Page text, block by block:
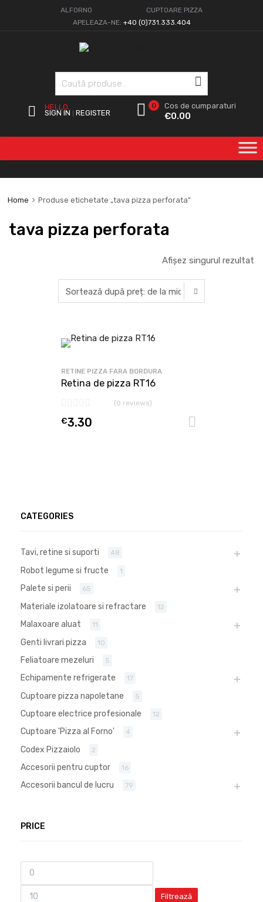
ALFORNO
CUPTOARE PIZZA
APELEAZA-NE: +40 (0)731.333.404
HELLO.
SIGN IN REGISTER
Cos de cumparaturi
€0.00
0
Home Produse etichetate „tava pizza perforata”
tava pizza perforata
Afișez singurul rezultat
RETINE PIZZA FARA BORDURA
Retina de pizza RT16
(0 reviews)
€3.30
CATEGORIES
Tavi, retine si suporti 48
Robot legume si fructe 1
Palete si perii 65
Materiale izolatoare si refractare 12
Malaxoare aluat 11
Genti livrari pizza 10
Feliatoare mezeluri 5
Echipamente refrigerate 17
Cuptoare pizza napoletane 5
Cuptoare electrice profesionale 12
Cuptoare 'Pizza al Forno' 4
Codex Pizzaiolo 2
Accesorii pentru cuptor 16
Accesorii bancul de lucru 79
PRICE
Filtrează